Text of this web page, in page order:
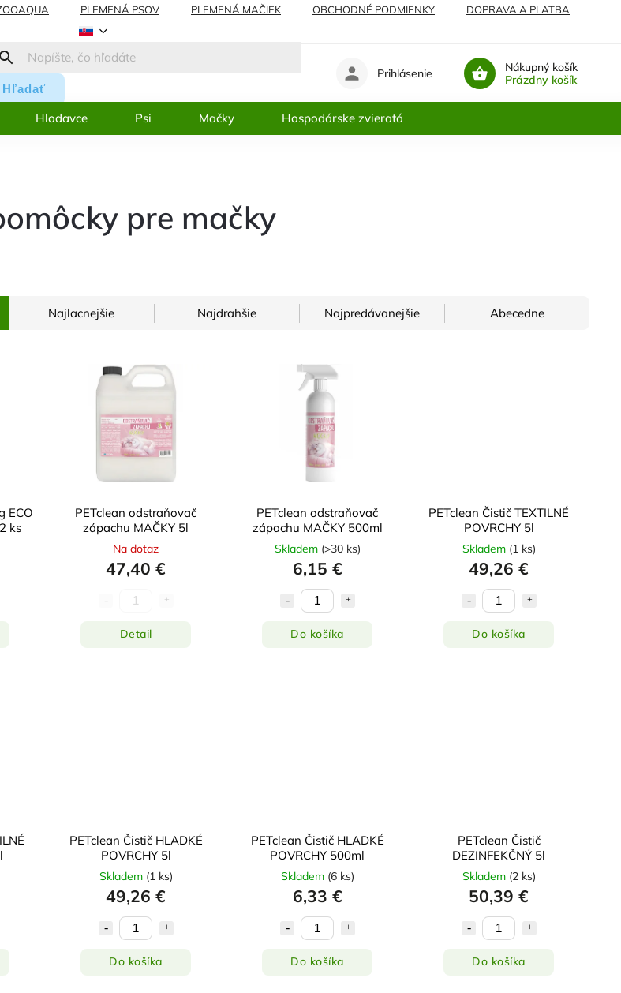
PLEMENÁ PSOV PLEMENÁ MAČIEK OBCHODNÉ PODMIENKY
DOPRAVA A PLATBA
Hľadať
Nákupný košík
Prázdny košík
Prihlásenie
Hlodavce Psi Mačky Hospodárske zvieratá
pre mačky
Najlacnejšie Najdrahšie Najpredávanejšie Abecedne
ECO
ks
PETclean odstraňovač
zápachu MAČKY 5l
Na dotaz
47,40 €
Detail
PETclean odstraňovač
zápachu MAČKY 500ml
Skladem (>30 ks)
6,15 €
Do košíka
PETclean Čistič TEXTILNÉ
POVRCHY 5l
Skladem (1 ks)
49,26 €
Do košíka
PETclean Čistič HLADKÉ
POVRCHY 5l
Skladem (1 ks)
49,26 €
Do košíka
PETclean Čistič HLADKÉ
POVRCHY 500ml
Skladem (6 ks)
6,33 €
Do košíka
PETclean Čistič
DEZINFEKČNÝ 5l
Skladem (2 ks)
50,39 €
Do košíka